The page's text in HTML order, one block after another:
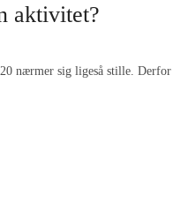
aktivitet?
nærmer sig ligeså stille.